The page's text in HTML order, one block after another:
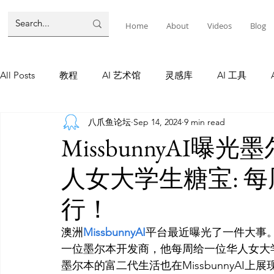
Home About Videos Blog
All Posts 教程 AI 艺术馆 灵感库 AI 工具
AI 工具 AI Tool Tutorials
灵感库 AI 新闻 灵感库 教程
MissbunnyAI曝光
人女大学生糖宝:
行！
八爪鱼论坛 Sep 14, 2024 9 min read
澳洲 MissbunnyAI平台最近曝光了一件大事
一位墨尔本开发商，他每周给一位华人女
墨尔本的富二代生活也在MissbunnyAI上